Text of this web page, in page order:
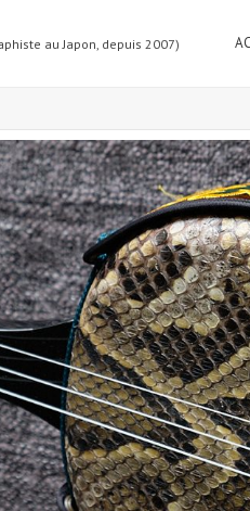
au Japon, depuis 2007)